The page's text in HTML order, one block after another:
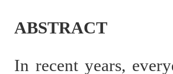
ABSTRACT
In recent years,